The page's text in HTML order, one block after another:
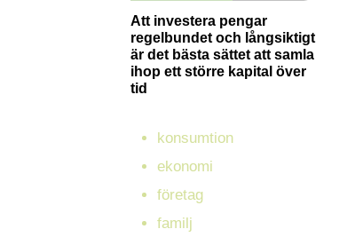
Att investera pengar
regelbundet och långsiktigt
är det bästa sättet att samla
ihop ett större kapital över
tid
konsumtion
ekonomi
företag
familj